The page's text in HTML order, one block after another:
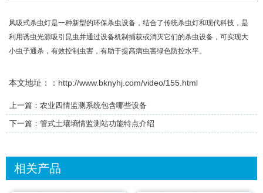
风吸式杀虫灯是一种新型的环保杀虫设备，结合了传统杀虫灯和现代科技，是
利用诱虫光源吸引昆虫并通过设备机制捕获或消灭它们的杀虫设备，可实现大
小虫子通杀，有效控制虫害，有助于提高病虫害绿色防控水平。
本文地址：： http://www.bknyhj.com/video/155.html
上一篇： 农业四情监测系统包含哪些设备
下一篇： 管式土壤墒情监测站功能特点介绍
相关产品